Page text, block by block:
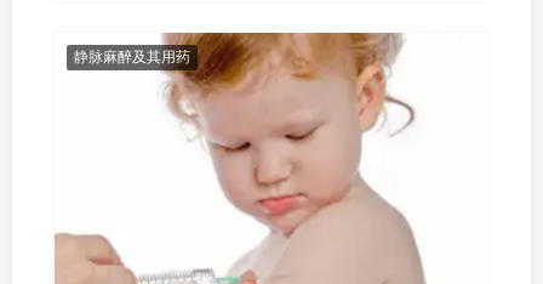
静脉麻醉及其用药